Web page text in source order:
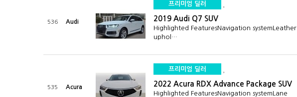
536 Audi
프리미엄 딜러
2019 Audi Q7 SUV
Highlighted FeaturesNavigation systemLeather
uphol…
535 Acura
프리미엄 딜러
2022 Acura RDX Advance Package SUV
Highlighted FeaturesNavigation systemLane